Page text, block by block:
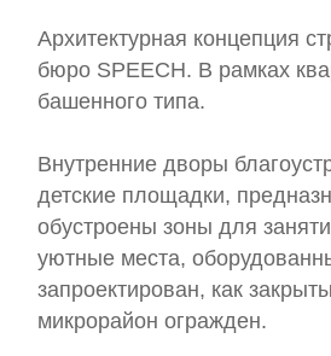
Архитектурная концепция
бюро SPEECH. В рамках
башенного типа.
Внутренние дворы
детские площадки,
обустроены зоны для
уютные места,
запроектирован, как
микрорайон огражден.